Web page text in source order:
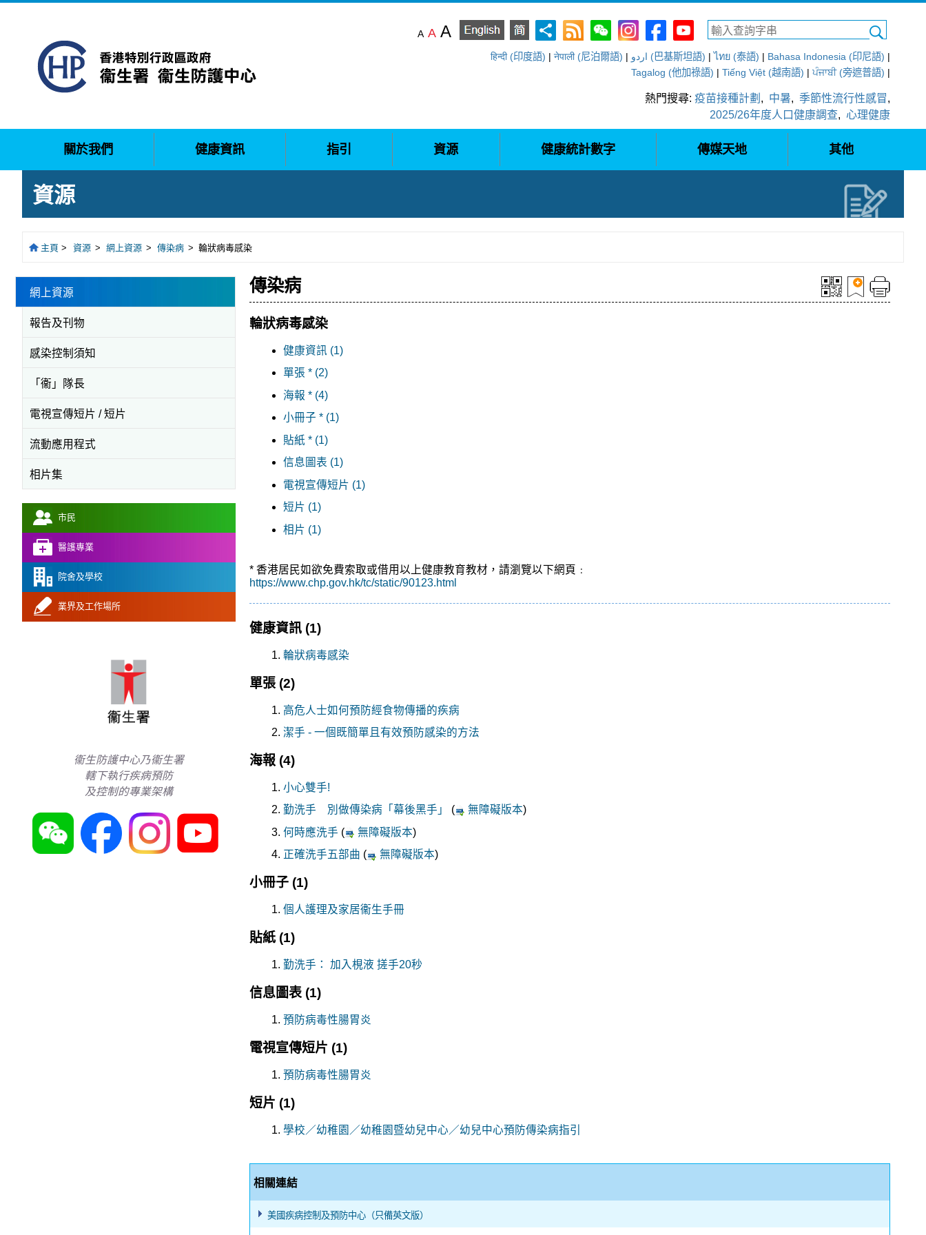
A A A
हिन्दी (印度語) | नेपाली (尼泊爾語) | اردو (巴基斯坦語) |ไทย (泰語) | Bahasa Indonesia (印尼語) |
Tagalog (他加祿語) | Tiếng Việt (越南語) |ਪੰਜਾਬੀ (旁遮普語) |
熱門搜尋: 疫苗接種計劃 , 中暑, 季節性流行性感冒,
2025/26年度人口健康調查, 心理健康
關於我們 健康資訊 指引 資源 健康統計數字 傳媒天地 其他
資源
主頁 > 資源 > 網上資源 > 傳染病 > 輪狀病毒感染
傳染病
輪狀病毒感染
健康資訊 (1)
單張 * (2)
海報 * (4)
小冊子 * (1)
貼紙 * (1)
信息圖表 (1)
電視宣傳短片 (1)
短片 (1)
相片 (1)
* 香港居民如欲免費索取或借用以上健康教育教材，請瀏覽以下網頁﹕
https://www.chp.gov.hk/tc/static/90123.html
健康資訊 (1)
輪狀病毒感染
單張 (2)
高危人士如何預防經食物傳播的疾病
潔手 - 一個既簡單且有效預防感染的方法
海報 (4)
小心雙手!
勤洗手 別做傳染病「幕後黑手」 ( 無障礙版本)
何時應洗手 ( 無障礙版本)
正確洗手五部曲 ( 無障礙版本)
小冊子 (1)
個人護理及家居衞生手冊
貼紙 (1)
勤洗手： 加入梘液 搓手20秒
信息圖表 (1)
預防病毒性腸胃炎
電視宣傳短片 (1)
預防病毒性腸胃炎
短片 (1)
學校／幼稚園／幼稚園暨幼兒中心／幼兒中心預防傳染病指引
相關連結
美國疾病控制及預防中心（只備英文版）
網上資源
報告及刊物
感染控制須知
「衞」隊長
電視宣傳短片 / 短片
流動應用程式
相片集
市民
醫護專業
院舍及學校
業界及工作場所
衞生防護中心乃衞生署
轄下執行疾病預防
及控制的專業架構